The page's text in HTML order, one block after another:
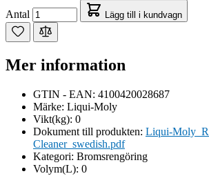
Antal
Lägg till i kundvagn
Mer information
GTIN - EAN: 4100420028687
Märke: Liqui-Moly
Vikt(kg): 0
Dokument till produkten: Liqui-
Cleaner_swedish.pdf
Kategori: Bromsrengöring
Volym(L): 0